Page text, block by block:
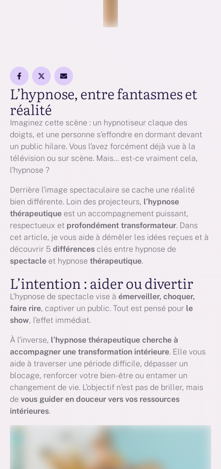
L’hypnose, entre fantasmes et
réalité
Imaginez cette scène : un hypnotiseur claque des
doigts, et une personne s’effondre en dormant devant
un public hilare. Vous l’avez forcément déjà vue à la
télévision ou sur scène. Mais… est-ce vraiment cela,
l’hypnose ?
Derrière l’image spectaculaire se cache une réalité
bien différente. Loin des projecteurs, l’hypnose
thérapeutique est un accompagnement puissant,
respectueux et profondément transformateur. Dans
cet article, je vous aide à démêler les idées reçues et à
découvrir 5 différences clés entre hypnose de
spectacle et hypnose thérapeutique.
L’intention : aider ou divertir
L’hypnose de spectacle vise à émerveiller, choquer,
faire rire, captiver un public. Tout est pensé pour le
show, l’effet immédiat.
À l’inverse, l’hypnose thérapeutique cherche à
accompagner une transformation intérieure. Elle vous
aide à traverser une période difficile, dépasser un
blocage, renforcer votre bien-être ou entamer un
changement de vie. L’objectif n’est pas de briller, mais
de vous guider en douceur vers vos ressources
intérieures.